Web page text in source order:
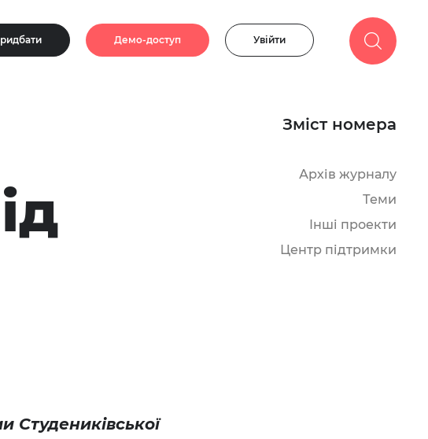
Демо-доступ Увійти
Зміст номера
Архів журналу
Теми
Інші проекти
Центр підтримки
Студениківської